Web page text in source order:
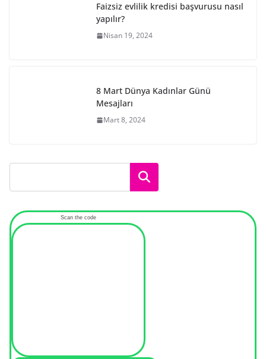
Faizsiz evlilik kredisi başvurusu nasıl
yapılır?
Nisan 19, 2024
8 Mart Dünya Kadınlar Günü
Mesajları
Mart 8, 2024
Ara
Scan the code